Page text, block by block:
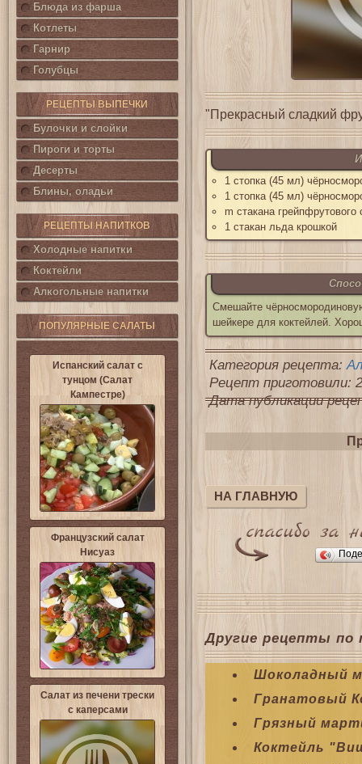
Блюда из фарша
Котлеты
Гарнир
Голубцы
РЕЦЕПТЫ ВЫПЕЧКИ
Булочки и слойки
Пироги и торты
Десерты
Блины, оладьи
РЕЦЕПТЫ НАПИТКОВ
Холодные напитки
Коктейли
Алкогольные напитки
ПОПУЛЯРНЫЕ САЛАТЫ
Испанский салат с
тунцом (Салат
Кампестре)
Французский салат
Нисуаз
Салат из печени трески
с каперсами
"Прекрасный сладкий
1 стопка (45 мл)
1 стопка (45 мл)
m стакана грейпфрутового
1 стакан льда крошкой
Смешайте
шейкере для коктейлей.
Категория рецепта:
Рецепт приготовили:
Дата публикации
НА ГЛАВНУЮ
Другие рецепты по
Шоколадный
Гранатовый
Грязный
Коктейль